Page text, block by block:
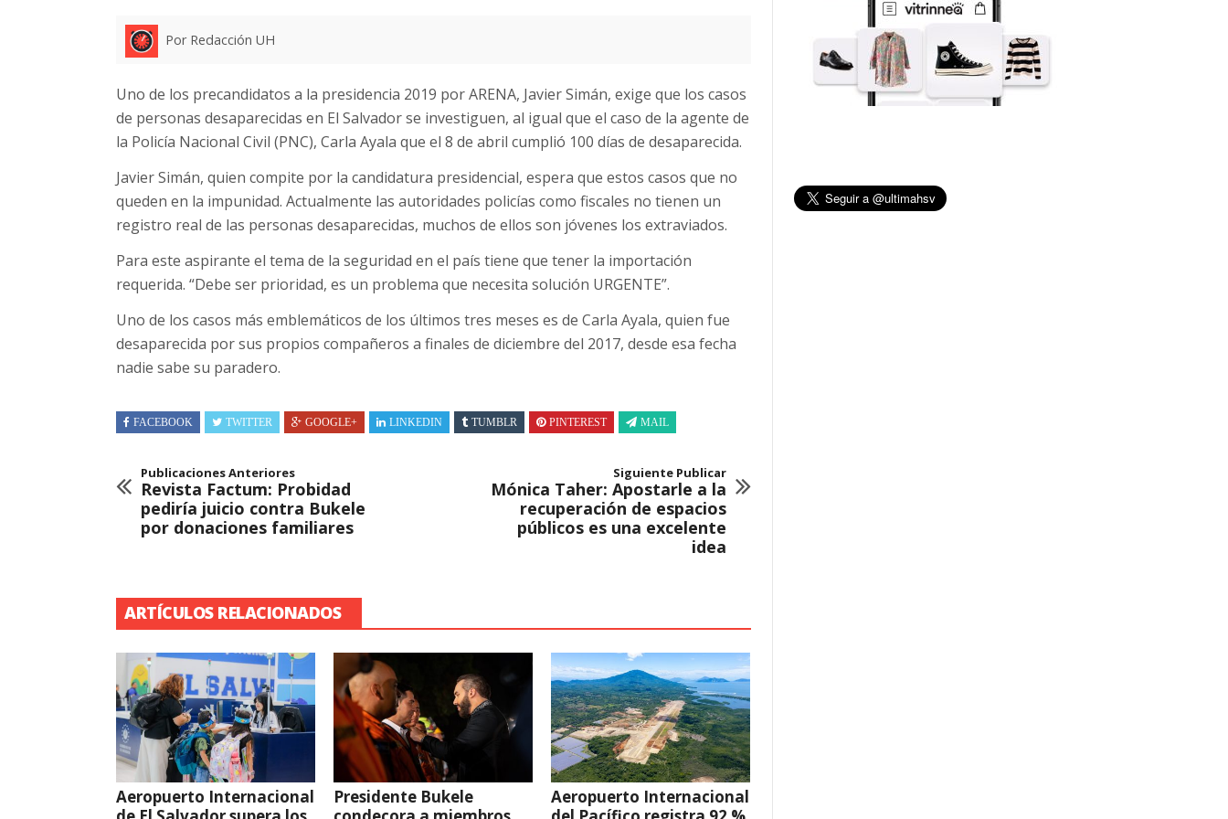
Por Redacción UH
Uno de los precandidatos a la presidencia 2019 por ARENA, Javier Simán, exige que los casos
de personas desaparecidas en El Salvador se investiguen, al igual que el caso de la agente de
la Policía Nacional Civil (PNC), Carla Ayala que el 8 de abril cumplió 100 días de desaparecida.
Javier Simán, quien compite por la candidatura presidencial, espera que estos casos que no
queden en la impunidad. Actualmente las autoridades policías como fiscales no tienen un
registro real de las personas desaparecidas, muchos de ellos son jóvenes los extraviados.
Para este aspirante el tema de la seguridad en el país tiene que tener la importación
requerida. “Debe ser prioridad, es un problema que necesita solución URGENTE”.
Uno de los casos más emblemáticos de los últimos tres meses es de Carla Ayala, quien fue
desaparecida por sus propios compañeros a finales de diciembre del 2017, desde esa fecha
nadie sabe su paradero.
FACEBOOK TWITTER GOOGLE+ LINKEDIN TUMBLR PINTEREST MAIL
Publicaciones Anteriores
Revista Factum: Probidad
pediría juicio contra Bukele
por donaciones familiares
Siguiente Publicar
Mónica Taher: Apostarle a la
recuperación de espacios
públicos es una excelente
idea
ARTÍCULOS RELACIONADOS
Aeropuerto Internacional
Presidente Bukele
Aeropuerto Internacional